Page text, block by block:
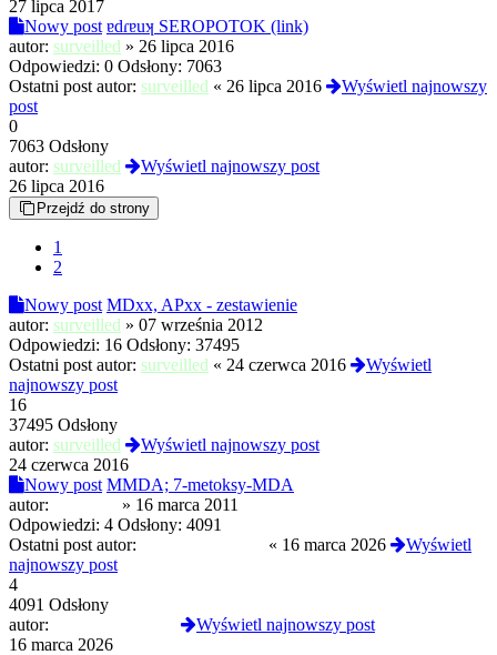
27 lipca 2017
Nowy post ɐdɾɐuʞ SEROPOTOK (link)
autor: surveilled » 26 lipca 2016
Odpowiedzi: 0 Odsłony: 7063
Ostatni post autor: surveilled « 26 lipca 2016
Wyświetl najnowszy
post
0
7063 Odsłony
autor: surveilled
Wyświetl najnowszy post
26 lipca 2016
Przejdź do strony
1
2
Nowy post MDxx, APxx - zestawienie
autor: surveilled » 07 września 2012
Odpowiedzi: 16 Odsłony: 37495
Ostatni post autor: surveilled « 24 czerwca 2016
Wyświetl
najnowszy post
16
37495 Odsłony
autor: surveilled
Wyświetl najnowszy post
24 czerwca 2016
Nowy post MMDA; 7-metoksy-MDA
autor:
» 16 marca 2011
Odpowiedzi: 4 Odsłony: 4091
Ostatni post autor:
« 16 marca 2026
Wyświetl
najnowszy post
4
4091 Odsłony
autor:
Wyświetl najnowszy post
16 marca 2026